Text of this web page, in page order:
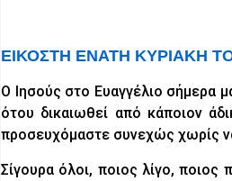
ΕΙΚΟΣΤΗ ΕΝΑΤΗ ΚΥΡΙΑΚΗ
Ο Ιησούς στο Ευαγγέλιο σήμερα
ότου δικαιωθεί από κάποιον
προσευχόμαστε συνεχώς χωρίς
Σίγουρα όλοι, ποιος λίγο,